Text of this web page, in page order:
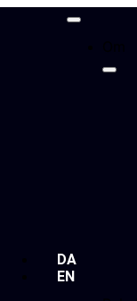
DA
EN